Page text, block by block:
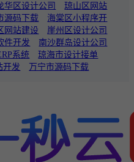
华区设计公司
琼山区网站
源码下载
海棠区小程序开
网站建设
崖州区设计公司
件开发
南沙群岛设计公司
系统
琼海市设计接单
开发 万宁市源码下载